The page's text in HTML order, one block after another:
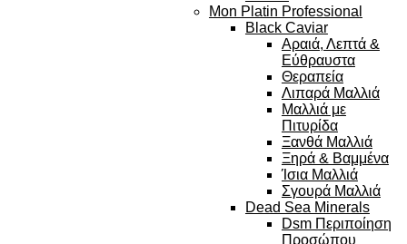
Mon Platin Professional
Black Caviar
Αραιά, Λεπτά &
Εύθραυστα
Θεραπεία
Λιπαρά Μαλλιά
Μαλλιά με
Πιτυρίδα
Ξανθά Μαλλιά
Ξηρά & Βαμμένα
Ίσια Μαλλιά
Σγουρά Μαλλιά
Dead Sea Minerals
Dsm Περιποίηση
Προσώπου